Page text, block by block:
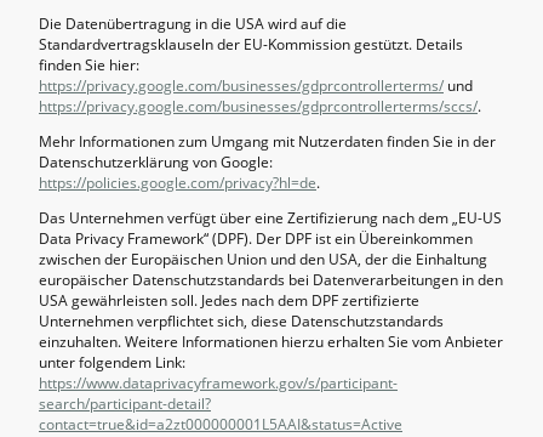
Die Datenübertragung in die USA wird auf die
Standardvertragsklauseln der EU-Kommission gestützt. Details
finden Sie hier:
https://privacy.google.com/businesses/gdprcontrollerterms/ und
https://privacy.google.com/businesses/gdprcontrollerterms/sccs/.
Mehr Informationen zum Umgang mit Nutzerdaten finden Sie in der
Datenschutzerklärung von Google:
https://policies.google.com/privacy?hl=de.
Das Unternehmen verfügt über eine Zertifizierung nach dem „EU-US
Data Privacy Framework“ (DPF). Der DPF ist ein Übereinkommen
zwischen der Europäischen Union und den USA, der die Einhaltung
europäischer Datenschutzstandards bei Datenverarbeitungen in den
USA gewährleisten soll. Jedes nach dem DPF zertifizierte
Unternehmen verpflichtet sich, diese Datenschutzstandards
einzuhalten. Weitere Informationen hierzu erhalten Sie vom Anbieter
unter folgendem Link:
https://www.dataprivacyframework.gov/s/participant-
search/participant-detail?
contact=true&id=a2zt000000001L5AAI&status=Active